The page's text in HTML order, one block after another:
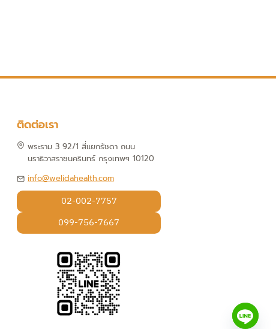
ติดต่อเรา
พระราม 3 92/1 สี่แยกรัชดา ถนน
นราธิวาสราชนครินทร์ กรุงเทพฯ 10120
info@welidahealth.com
02-002-7757
099-756-7667